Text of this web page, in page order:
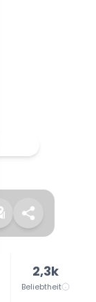
2,3k
Beliebtheit